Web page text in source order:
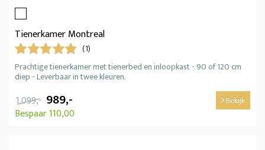
Tienerkamer Montreal
(1)
Prachtige tienerkamer met tienerbed en inloopkast - 90 of 120 cm
diep - Leverbaar in twee kleuren.
1.099,- 989,-
Bespaar 110,00
Bekijk